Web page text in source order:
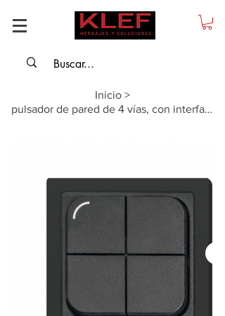
Inicio >
pulsador de pared de 4 vías, con interfaz de 4 canales Häfele Connect Mesh